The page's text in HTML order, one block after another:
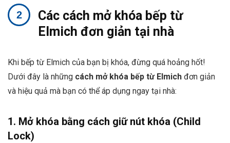
Các cách mở khóa bếp từ
Elmich đơn giản tại nhà
Khi bếp từ Elmich của bạn bị khóa, đừng quá hoảng hốt!
Dưới đây là những cách mở khóa bếp từ Elmich đơn giản
và hiệu quả mà bạn có thể áp dụng ngay tại nhà:
1. Mở khóa bằng cách giữ nút khóa (Child
Lock)